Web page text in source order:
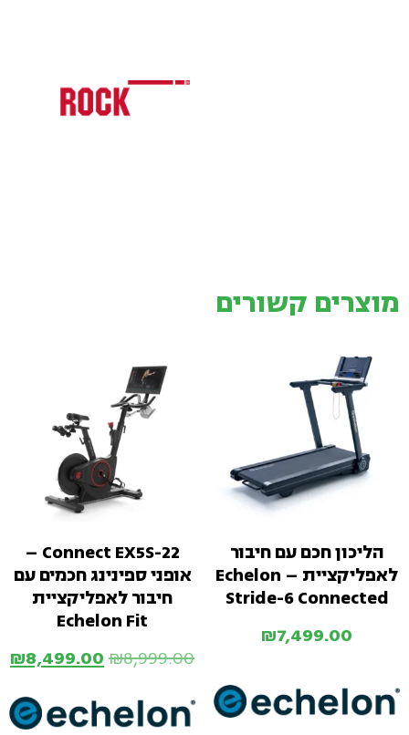
מוצרים קשורים
הליכון חכם עם חיבור
לאפליקציית – Echelon
Stride-6 Connected
₪7,499.00
Connect EX5S-22 –
אופני ספינינג חכמים עם
חיבור לאפליקציית
Echelon Fit
₪8,999.00
₪8,499.00